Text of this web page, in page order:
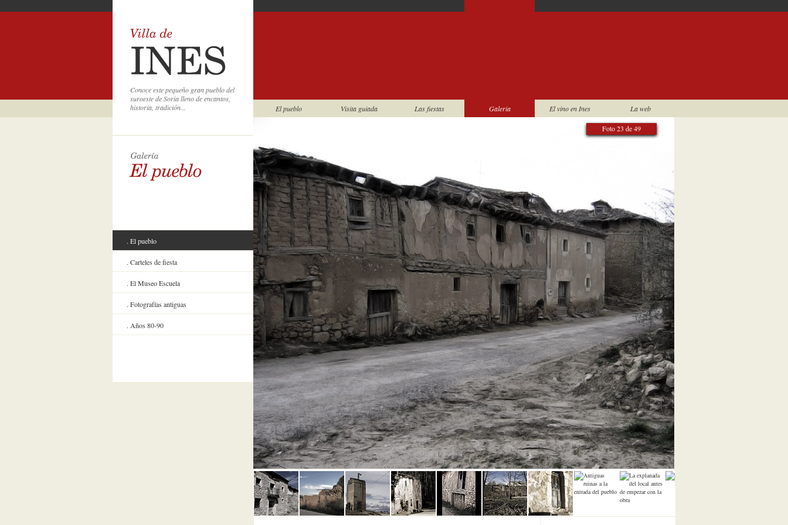
Conoce este pequeño gran pueblo del
suroeste de Soria lleno de encantos,
historia, tradición...
El pueblo Visita guiada Las fiestas Galeria El vino en Ines La web
El pueblo
Carteles de fiesta
El Museo Escuela
Fotografías antiguas
Años 80-90
Foto 23 de 49